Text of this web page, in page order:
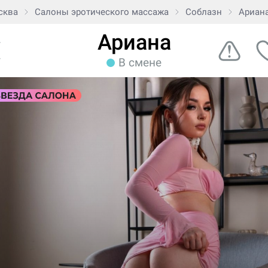
Салоны эротического массажа Соблазн
Ариана
В смене